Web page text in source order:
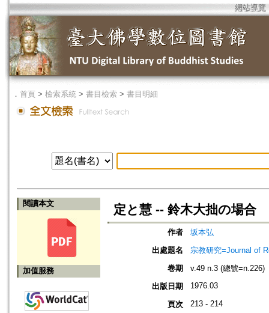
網站導覽
． 首頁 > 檢索系統 > 書目檢索 > 書目明細
閱讀本文
加值服務
定と慧 -- 鈴木大拙の場合
作者
坂本弘
出處題名
宗教研究=Journal of
卷期
v.49 n.3 (總號=n.226)
出版日期
1976.03
頁次 213 - 214